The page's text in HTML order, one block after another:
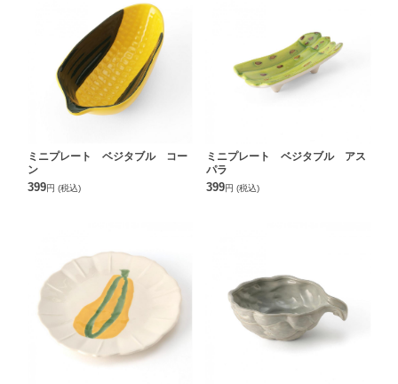
ミニプレート ベジタブル コー
ン
399円 (税込)
ミニプレート ベジタブル アス
パラ
399円 (税込)